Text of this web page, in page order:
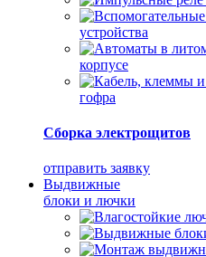
устройства
корпусе
гофра
Сборка электрощитов
отправить заявку
Выдвижные
блоки и лючки